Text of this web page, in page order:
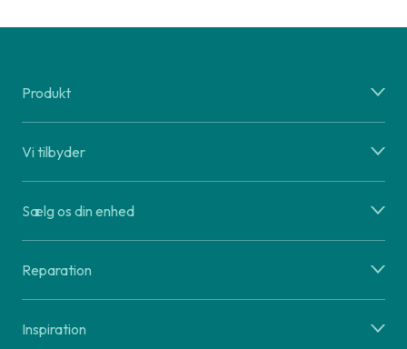
Produkt
Vi tilbyder
Sælg os din enhed
Reparation
Inspiration